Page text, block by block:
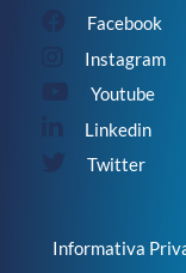
Facebook
Instagram
Youtube
Linkedin
Twitter
Informativa